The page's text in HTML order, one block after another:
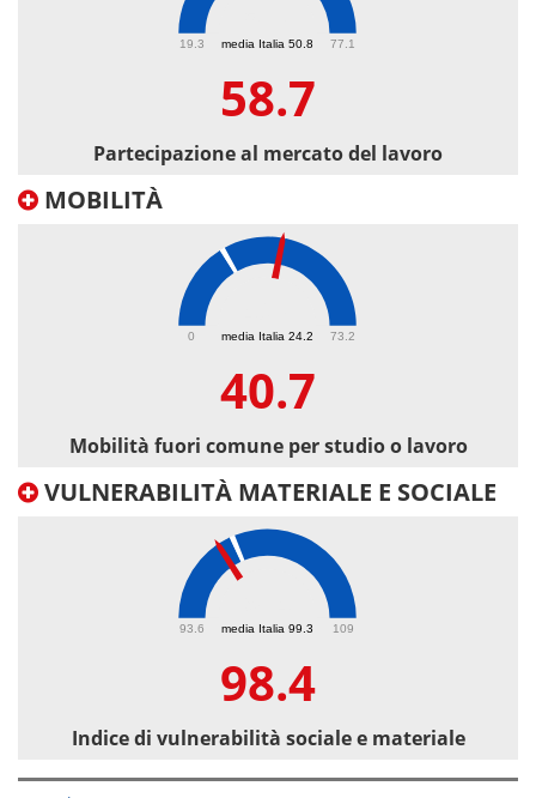
media Italia 50.8
19.3 77.1
58.7
Partecipazione al mercato del lavoro
MOBILITÀ
media Italia 24.2
0 73.2
40.7
Mobilità fuori comune per studio o lavoro
VULNERABILITÀ MATERIALE E SOCIALE
media Italia 99.3
93.6 109
98.4
Indice di vulnerabilità sociale e materiale